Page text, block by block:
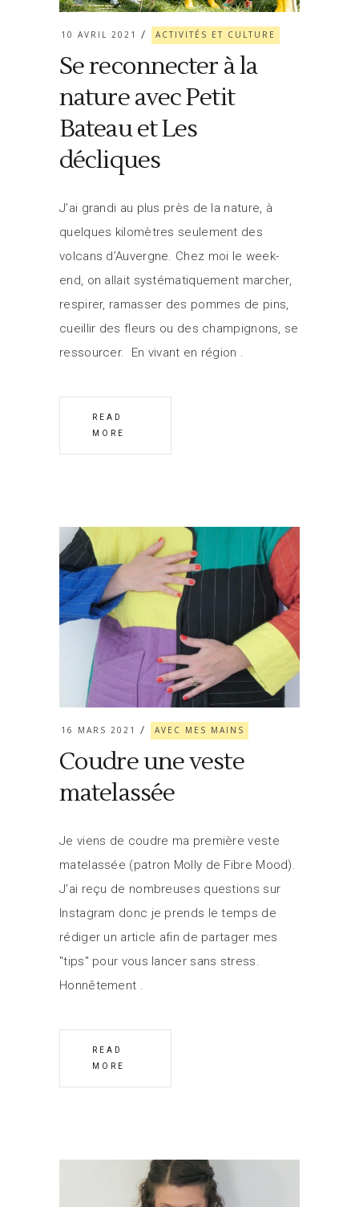
10 AVRIL 2021 ACTIVITÉS ET CULTURE
Se reconnecter à la
nature avec Petit
Bateau et Les
décliques
J’ai grandi au plus près de la nature, à
quelques kilomètres seulement des
volcans d’Auvergne. Chez moi le week-
end, on allait systématiquement marcher,
respirer, ramasser des pommes de pins,
cueillir des fleurs ou des champignons, se
ressourcer. En vivant en région
READ
MORE
16 MARS 2021 AVEC MES MAINS
Coudre une veste
matelassée
Je viens de coudre ma première veste
matelassée (patron Molly de Fibre Mood).
J'ai reçu de nombreuses questions sur
Instagram donc je prends le temps de
rédiger un article afin de partager mes
"tips" pour vous lancer sans stress.
Honnêtement
READ
MORE